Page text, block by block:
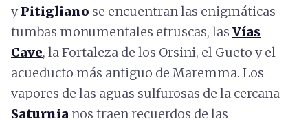
yPitigliano se encuentran las enigmáticas
tumbas monumentales etruscas, las Vías
Cave, la Fortaleza de los Orsini, el Gueto y el
acueducto más antiguo de Maremma. Los
vapores de las aguas sulfurosas de la cercana
Saturnia nos traen recuerdos de las